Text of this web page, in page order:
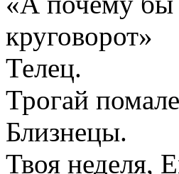
круговорот»
Телец.
Трогай
Близнецы.
Твоя неделя,